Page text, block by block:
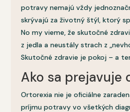
potravy nemajú vždy
skrývajú za životný štýl, ktorý
No my vieme, že skutočné
z jedla a neustály strach z
Skutočné zdravie je pokoj – a
Ako sa prejavuje
Ortorexia nie je oficiálne
príjmu potravy vo všetkých